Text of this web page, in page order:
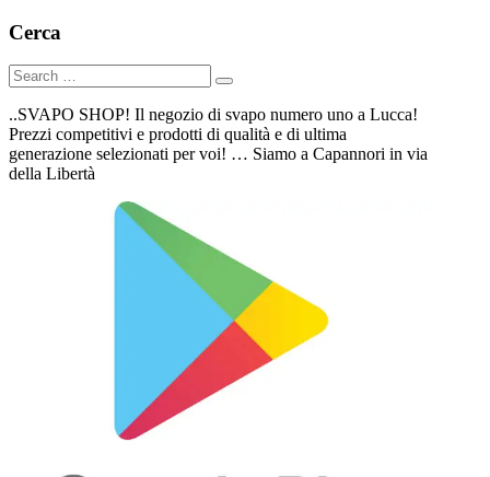
Cerca
..SVAPO SHOP! Il negozio di svapo numero uno a Lucca!
Prezzi competitivi e prodotti di qualità e di ultima
generazione selezionati per voi! … Siamo a Capannori in via
della Libertà